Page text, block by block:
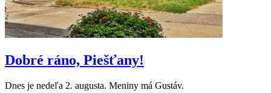
Dobré ráno, Piešťany!
Dnes je nedeľa 2. augusta. Meniny má Gustáv.